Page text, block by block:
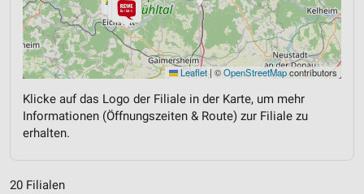
Leaflet | ©OpenStreetMapcontributors
Klicke auf das Logo der Filiale in der Karte, um mehr
Informationen (Öffnungszeiten & Route) zur Filiale zu
erhalten.
20 Filialen